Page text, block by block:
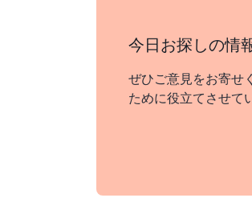
今日お探しの情
ぜひご意見をお寄せ
ために役立てさせて